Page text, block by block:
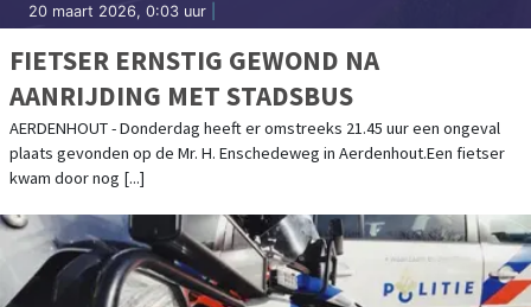
20 maart 2026, 0:03 uur
FIETSER ERNSTIG GEWOND NA
AANRIJDING MET STADSBUS
AERDENHOUT - Donderdag heeft er omstreeks 21.45 uur een ongeval
plaats gevonden op de Mr. H. Enschedeweg in Aerdenhout.Een fietser
kwam door nog [...]